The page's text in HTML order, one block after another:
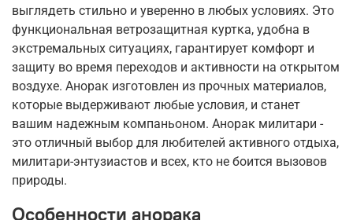
выглядеть стильно и уверенно в любых условиях. Это
функциональная ветрозащитная куртка, удобна в
экстремальных ситуациях, гарантирует комфорт и
защиту во время переходов и активности на открытом
воздухе. Анорак изготовлен из прочных материалов,
которые выдерживают любые условия, и станет
вашим надежным компаньоном. Анорак милитари -
это отличный выбор для любителей активного отдыха,
милитари-энтузиастов и всех, кто не боится вызовов
природы.
Особенности анорака